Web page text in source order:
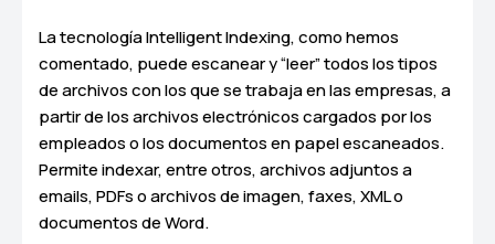
La tecnología Intelligent Indexing, como hemos
comentado, puede escanear y “leer” todos los tipos
de archivos con los que se trabaja en las empresas, a
partir de los archivos electrónicos cargados por los
empleados o los documentos en papel escaneados.
Permite indexar, entre otros, archivos adjuntos a
emails, PDFs o archivos de imagen, faxes, XML o
documentos de Word.